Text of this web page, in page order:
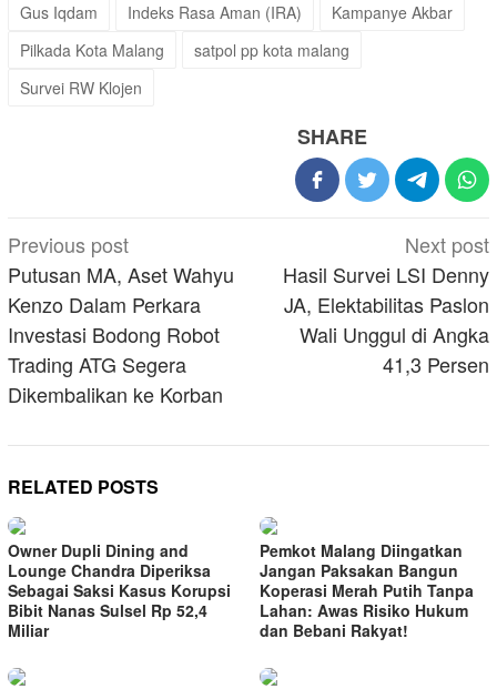
Gus Iqdam Indeks Rasa Aman (IRA)
Kampanye Akbar
Pilkada Kota Malang
satpol pp kota malang
Survei RW Klojen
SHARE
Post
navigation
Previous post
Putusan MA, Aset Wahyu
Kenzo Dalam Perkara
Investasi Bodong Robot
Trading ATG Segera
Dikembalikan ke Korban
Next post
Hasil Survei LSI Denny
JA, Elektabilitas Paslon
Wali Unggul di Angka
41,3 Persen
RELATED POSTS
Owner Dupli Dining and
Lounge Chandra Diperiksa
Sebagai Saksi Kasus Korupsi
Bibit Nanas Sulsel Rp 52,4
Miliar
Pemkot Malang Diingatkan
Jangan Paksakan Bangun
Koperasi Merah Putih Tanpa
Lahan: Awas Risiko Hukum
dan Bebani Rakyat!